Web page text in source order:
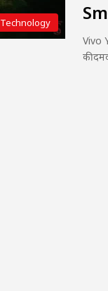
Technology
Vivo
की